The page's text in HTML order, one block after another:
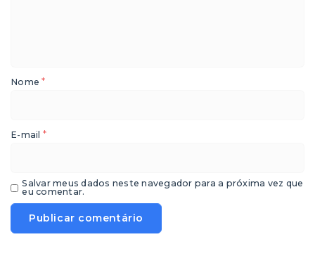
Nome*
E-mail *
Salvar meus dados neste navegador para a próxima vez que
eu comentar.